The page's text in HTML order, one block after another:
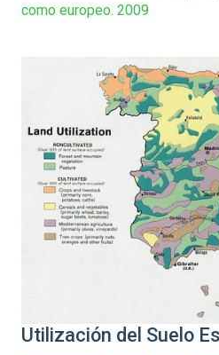
como europeo. 2009
Utilización del Suelo